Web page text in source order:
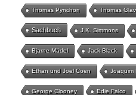
Thomas Pynchon Thomas
Sachbuch J.K. Simmons
Bjarne Mädel Jack Black
Ethan und Joel Coen Joaquim
George Clooney Edie Falco